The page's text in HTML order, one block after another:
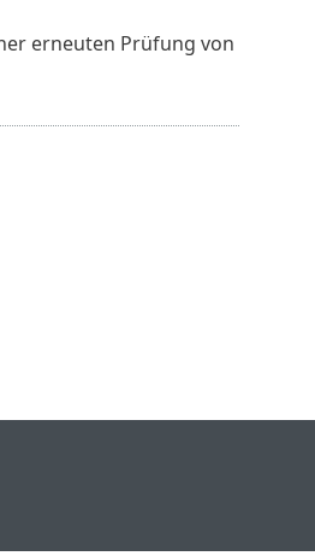
erneuten Prüfung von